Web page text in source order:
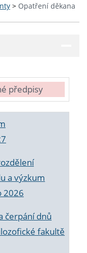
> Opatření děkana
předpisy
a výzkum
2026
čerpání dnů
fakultě